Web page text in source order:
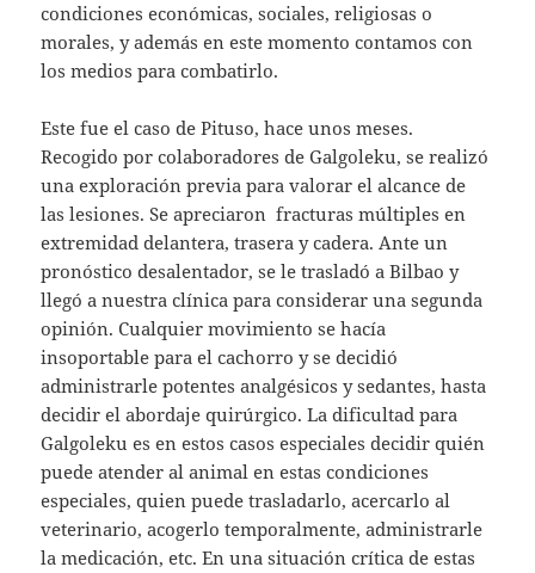
condiciones económicas, sociales, religiosas o
morales, y además en este momento contamos con
los medios para combatirlo.
Este fue el caso de Pituso, hace unos meses.
Recogido por colaboradores de Galgoleku, se realizó
una exploración previa para valorar el alcance de
las lesiones. Se apreciaron fracturas múltiples en
extremidad delantera, trasera y cadera. Ante un
pronóstico desalentador, se le trasladó a Bilbao y
llegó a nuestra clínica para considerar una segunda
opinión. Cualquier movimiento se hacía
insoportable para el cachorro y se decidió
administrarle potentes analgésicos y sedantes, hasta
decidir el abordaje quirúrgico. La dificultad para
Galgoleku es en estos casos especiales decidir quién
puede atender al animal en estas condiciones
especiales, quien puede trasladarlo, acercarlo al
veterinario, acogerlo temporalmente, administrarle
la medicación, etc. En una situación crítica de estas